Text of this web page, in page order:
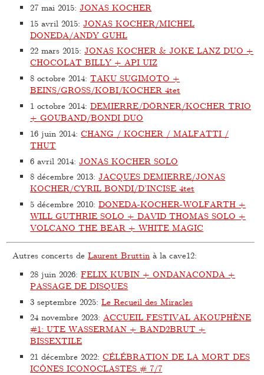
27 mai 2015:JONAS KOCHER
15 avril 2015:JONAS KOCHER/MICHEL
DONEDA/ANDY GUHL
22 mars 2015:JONAS KOCHER & JOKE LANZ DUO +
CHOCOLAT BILLY + API UIZ
8 octobre 2014:TAKU SUGIMOTO +
BEINS/GROSS/KOBI/KOCHER 4tet
1 octobre 2014:DEMIERRE/DÖRNER/KOCHER TRIO
+ GOUBAND/BONDI DUO
16 juin 2014:CHANG / KOCHER / MALFATTI /
THUT
6 avril 2014:JONAS KOCHER SOLO
8 décembre 2013:JACQUES DEMIERRE/JONAS
KOCHER/CYRIL BONDI/D’INCISE 4tet
5 décembre 2010:DONEDA-KOCHER-WOLFARTH +
WILL GUTHRIE SOLO + DAVID THOMAS SOLO +
VOLCANO THE BEAR + WHITE MAGIC
Autres concerts deLaurent Bruttin à la cave12:
28 juin 2026:FELIX KUBIN + ONDANACONDA +
PASSAGE DE DISQUES
3 septembre 2025:Le Recueil des Miracles
24 novembre 2023:ACCUEIL FESTIVAL AKOUPHÈNE
#1: UTE WASSERMAN + BAND2BRUT +
BISSEXTILE
21 décembre 2022:CÉLÉBRATION DE LA MORT DES
ICÔNES ICONOCLASTES # 7/7